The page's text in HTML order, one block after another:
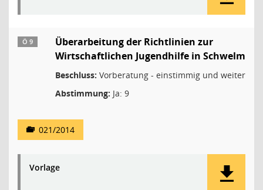
Ö 9
Überarbeitung der Richtlinien zur
Wirtschaftlichen Jugendhilfe in Schwelm
Beschluss: Vorberatung - einstimmig und weiter
Abstimmung: Ja: 9
021/2014
Vorlage